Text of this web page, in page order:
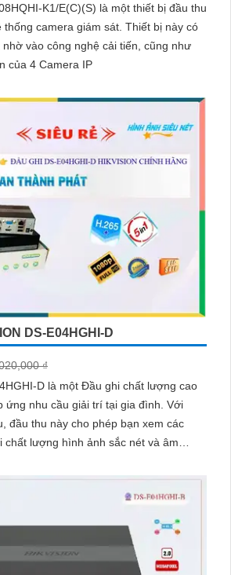
K1/E(C)(S) là một thiết bị đầu thu
giám sát. Thiết bị này có
vào công nghệ cải tiến, cũng như
của 4 Camera IP
DS-E04HGHI-D
₫
D là một Đầu ghi chất lượng cao
nhu cầu giải trí tại gia đình. Với
đầu thu này cho phép bạn xem các
chất lượng hình ảnh sắc nét và âm